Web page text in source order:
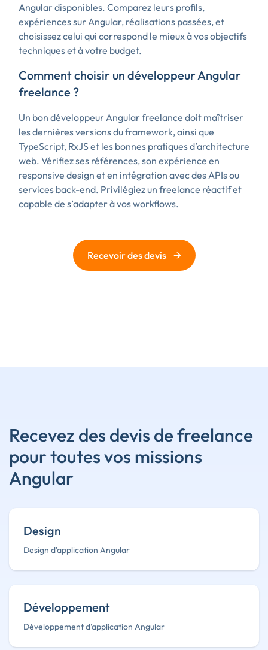
Angular disponibles. Comparez leurs profils,
expériences sur Angular, réalisations passées, et
choisissez celui qui correspond le mieux à vos objectifs
techniques et à votre budget.
Comment choisir un développeur Angular
freelance ?
Un bon développeur Angular freelance doit maîtriser
les dernières versions du framework, ainsi que
TypeScript, RxJS et les bonnes pratiques d’architecture
web. Vérifiez ses références, son expérience en
responsive design et en intégration avec des APIs ou
services back-end. Privilégiez un freelance réactif et
capable de s’adapter à vos workflows.
Recevoir des devis →
Recevez des devis de freelance
pour toutes vos missions
Angular
Design
Design d'application Angular
Développement
Développement d'application Angular